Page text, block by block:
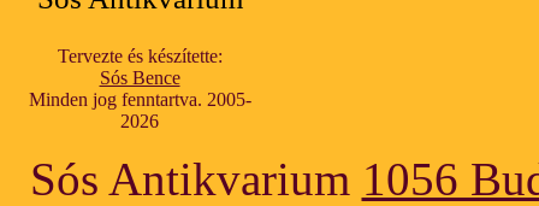
Tervezte és készítette:
Sós Bence
Minden jog fenntartva. 2005-
2026
Sós Antikvarium 1056